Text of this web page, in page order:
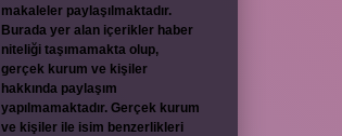
makaleler paylaşılmaktadır.
Burada yer alan içerikler haber
niteliği taşımamakta olup,
gerçek kurum ve kişiler
hakkında paylaşım
yapılmamaktadır. Gerçek kurum
ve kişiler ile isim benzerlikleri